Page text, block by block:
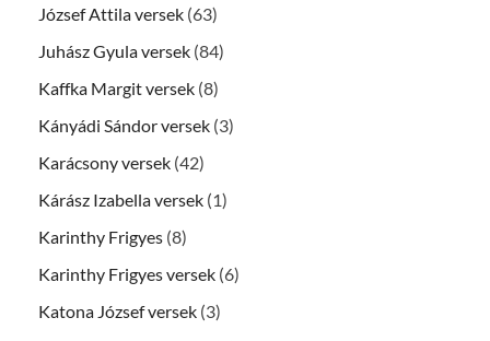
József Attila versek (63)
Juhász Gyula versek (84)
Kaffka Margit versek (8)
Kányádi Sándor versek (3)
Karácsony versek (42)
Kárász Izabella versek (1)
Karinthy Frigyes (8)
Karinthy Frigyes versek (6)
Katona József versek (3)